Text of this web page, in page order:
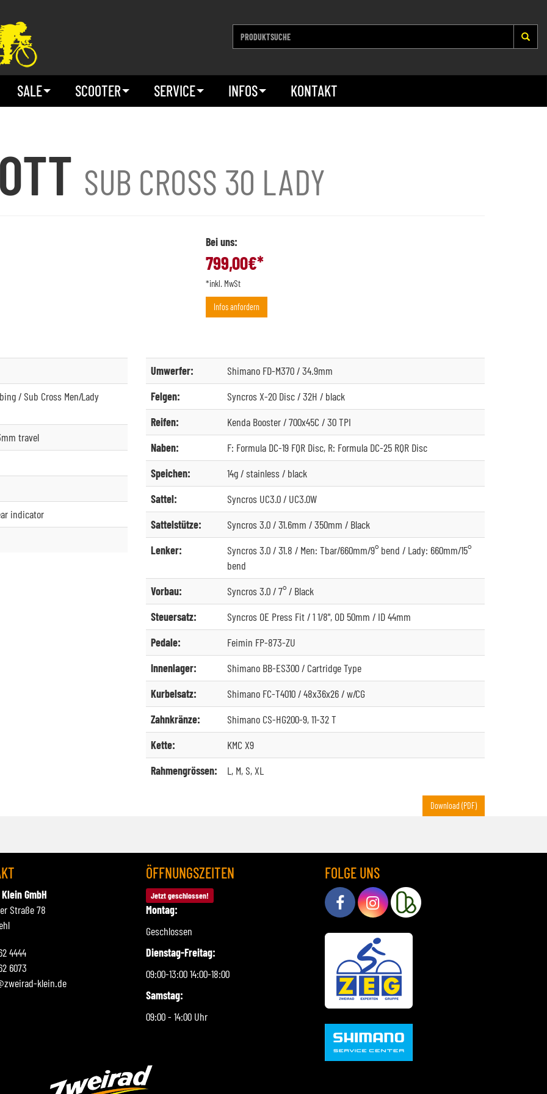
SALE SCOOTER SERVICE INFOS KONTAKT
SUB CROSS 30 LADY
Bei uns:
799,00€*
*inkl. MwSt
Infos anfordern
/ Sub Cross Men/Lady
travel
indicator
Umwerfer:
Shimano FD-M370 / 34.9mm
Felgen:
Syncros X-20 Disc / 32H / black
Reifen:
Kenda Booster / 700x45C / 30 TPI
Naben:
F: Formula DC-19 FQR Disc, R: Formula DC-25 RQR Disc
Speichen:
14g / stainless / black
Sattel:
Syncros UC3.0 / UC3.0W
Sattelstütze:
Syncros 3.0 / 31.6mm / 350mm / Black
Lenker:
Syncros 3.0 / 31.8 / Men: Tbar/660mm/9° bend / Lady: 660mm/15°
bend
Vorbau:
Syncros 3.0 / 7° / Black
Steuersatz:
Syncros OE Press Fit / 1 1/8", OD 50mm / ID 44mm
Pedale:
Feimin FP-873-ZU
Innenlager:
Shimano BB-ES300 / Cartridge Type
Kurbelsatz:
Shimano FC-T4010 / 48x36x26 / w/CG
Zahnkränze:
Shimano CS-HG200-9, 11-32 T
Kette:
KMC X9
Rahmengrössen:
L, M, S, XL
Download (PDF)
GmbH
Straße 78
4444
6073
klein.de
ÖFFNUNGSZEITEN
Jetzt geschlossen!
Montag:
Geschlossen
Dienstag-Freitag:
09:00-13:00 14:00-18:00
Samstag:
09:00 - 14:00 Uhr
FOLGE UNS